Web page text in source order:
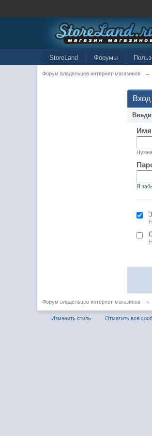
StoreLand Форумы
Форум владельцев интернет-магазинов →
Вход
Имя
Я
Форум владельцев интернет-магазинов →
Изменить стиль Отметить все